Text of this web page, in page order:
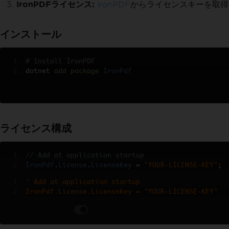
IronPDFライセンス: IronPDFからライセンスキーを取
インストール
# Install IronPDF
dotnet add package IronPdf
ライセンス構成
// Add at application startup
IronPdf . License . LicenseKey = "YOUR-LICENSE-KEY" ;